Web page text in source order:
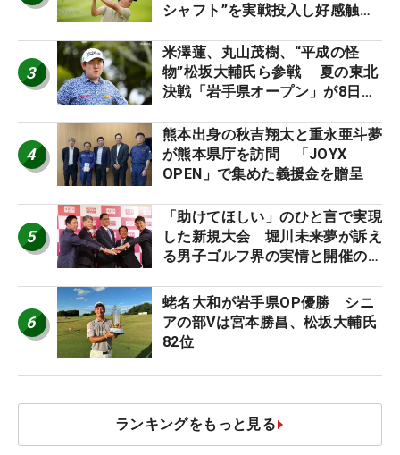
シャフト”を実戦投入し好感触
ーのヒトネタ！】
3
米澤蓮、丸山茂樹、“平成の怪
物”松坂大輔氏ら参戦 夏の東北
決戦「岩手県オープン」が8日開
4
熊本出身の秋吉翔太と重永亜斗夢
が熊本県庁を訪問 「JOYX
OPEN」で集めた義援金を贈呈
5
「助けてほしい」のひと言で実現
した新規大会 堀川未来夢が訴え
る男子ゴルフ界の実情と開催の舞
6
蛯名大和が岩手県OP優勝 シニ
アの部Vは宮本勝昌、松坂大輔氏
82位
ランキングをもっと見る